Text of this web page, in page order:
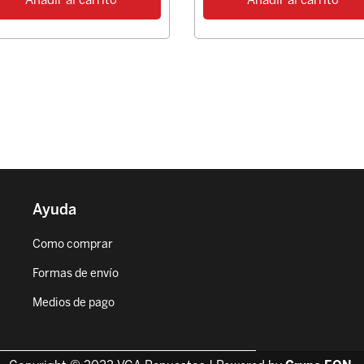
Ayuda
Como comprar
Formas de envío
Medios de pago